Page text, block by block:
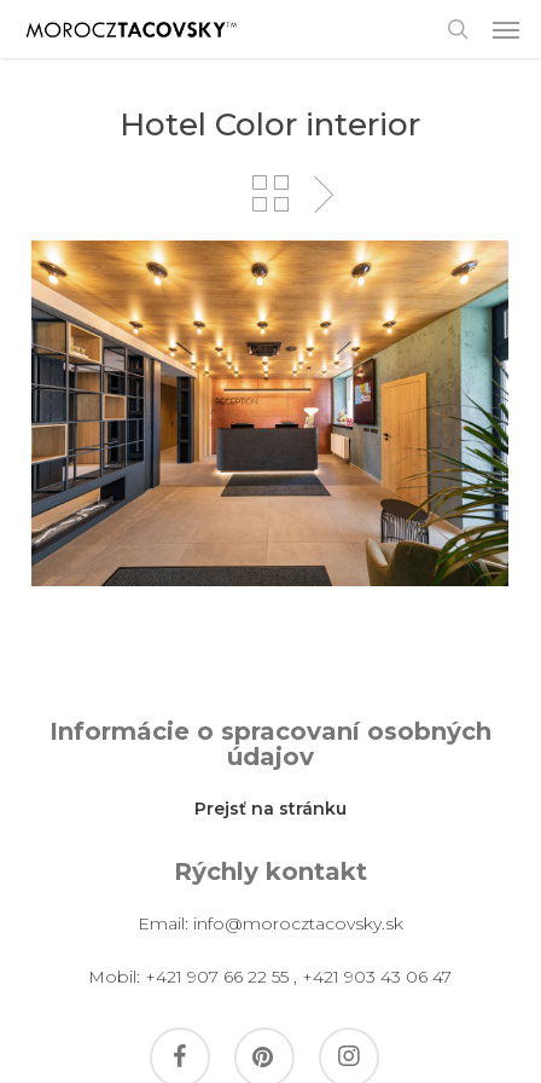
Hotel Color interior
Informácie o spracovaní osobných
údajov
Prejsť na stránku
Rýchly kontakt
Email: info@morocztacovsky.sk
Mobil: +421 907 66 22 55 , +421 903 43 06 47
facebook pinterest instagram